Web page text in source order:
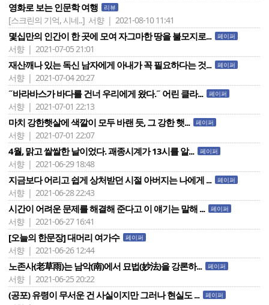
영화로 보는 인문학 여행 리뷰
[스크린의 기억, 시네..] 서향 | 2021-08-10 11:41
몇십만의 인간이 한 곳에 모여 자그마한 땅을 불모지로... 페이퍼
서향 | 2021-07-05 21:01
재산깨나 있는 독신 남자에게 아내가 꼭 필요하다는 것... 페이퍼
서향 | 2021-07-04 20:27
˝바라바스가 바다를 건너 우리에게 왔다.˝ 어린 클라... 페이퍼
서향 | 2021-07-01 22:13
마치 강한햇살에 색깔이 모두 바랜 듯, 그 강한 햇... 페이퍼
서향 | 2021-07-01 22:07
4월, 맑고 쌀쌀한 날이었다. 괘종시계가 13시를 알... 페이퍼
서향 | 2021-06-29 18:48
지금보다 어리고 쉽게 상처받던 시절 아버지는 나에게 ... 페이퍼
서향 | 2021-06-28 22:43
시간이 어려운 문제를 해결해 준다고 이 얘기는 말해 ... 페이퍼
서향 | 2021-06-27 16:41
[오늘의 한문장] 대머리 여가수 페이퍼
서향 | 2021-06-26 12:44
노존사(老草雨)는 남악(南)에서 묘법(妙法)을 강론하... 페이퍼
서향 | 2021-06-25 20:22
(공포) 유령이 무서운 건 사실이지만 그러나 현실도 ... 페이퍼